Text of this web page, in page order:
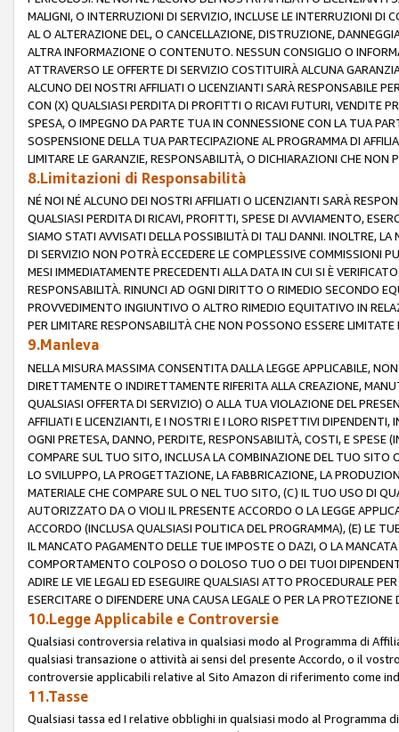
MALIGNI, O INTERRUZIONI DI SERVIZIO, INCLUSE LE INTERRUZIONI DI
AL O ALTERAZIONE DEL, O CANCELLAZIONE, DISTRUZIONE,
ALTRA INFORMAZIONE O CONTENUTO. NESSUN CONSIGLIO O
ATTRAVERSO LE OFFERTE DI SERVIZIO COSTITUIRÀ ALCUNA
ALCUNO DEI NOSTRI AFFILIATI O LICENZIANTI SARÀ RESPONSABILE
CON (X) QUALSIASI PERDITA DI PROFITTI O RICAVI FUTURI, VENDITE
SPESA, O IMPEGNO DA PARTE TUA IN CONNESSIONE CON LA TUA
SOSPENSIONE DELLA TUA PARTECIPAZIONE AL PROGRAMMA DI
LIMITARE LE GARANZIE, RESPONSABILITÀ, O DICHIARAZIONI CHE NON
8.Limitazioni di Responsabilità
NÉ NOI NÉ ALCUNO DEI NOSTRI AFFILIATI O LICENZIANTI SARÀ
QUALSIASI PERDITA DI RICAVI, PROFITTI, SPESE DI AVVIAMENTO,
SIAMO STATI AVVISATI DELLA POSSIBILITÀ DI TALI DANNI. INOLTRE,
DI SERVIZIO NON POTRÀ ECCEDERE LE COMPLESSIVE COMMISSIONI
MESI IMMEDIATAMENTE PRECEDENTI ALLA DATA IN CUI SI È
RESPONSABILITÀ. RINUNCI AD OGNI DIRITTO O RIMEDIO SECONDO
PROVVEDIMENTO INGIUNTIVO O ALTRO RIMEDIO EQUITATIVO IN
PER LIMITARE RESPONSABILITÀ CHE NON POSSONO ESSERE LIMITATE
9.Manleva
NELLA MISURA MASSIMA CONSENTITA DALLA LEGGE APPLICABILE,
DIRETTAMENTE O INDIRETTAMENTE RIFERITA ALLA CREAZIONE,
QUALSIASI OFFERTA DI SERVIZIO) O ALLA TUA VIOLAZIONE DEL
AFFILIATI E LICENZIANTI, E I NOSTRI E I LORO RISPETTIVI
OGNI PRETESA, DANNO, PERDITE, RESPONSABILITÀ, COSTI, E SPESE
COMPARE SUL TUO SITO, INCLUSA LA COMBINAZIONE DEL TUO SITO
LO SVILUPPO, LA PROGETTAZIONE, LA FABBRICAZIONE, LA
MATERIALE CHE COMPARE SUL O NEL TUO SITO, (C) IL TUO USO DI
AUTORIZZATO DA O VIOLI IL PRESENTE ACCORDO O LA LEGGE
ACCORDO (INCLUSA QUALSIASI POLITICA DEL PROGRAMMA), (E) LE
IL MANCATO PAGAMENTO DELLE TUE IMPOSTE O DAZI, O LA
COMPORTAMENTO COLPOSO O DOLOSO TUO O DEI TUOI
ADIRE LE VIE LEGALI ED ESEGUIRE QUALSIASI ATTO PROCEDURALE
ESERCITARE O DIFENDERE UNA CAUSA LEGALE O PER LA
10.Legge Applicabile e Controversie
Qualsiasi controversia relativa in qualsiasi modo al Programma di
qualsiasi transazione o attività ai sensi del presente Accordo, o il
controversie applicabili relative al Sito Amazon di riferimento come
11.Tasse
Qualsiasi tassa ed I relative obblighi in qualsiasi modo al